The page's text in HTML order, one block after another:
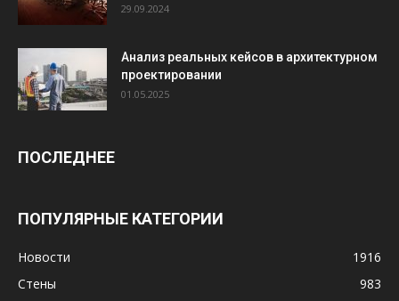
29.09.2024
Анализ реальных кейсов в архитектурном
проектировании
01.05.2025
ПОСЛЕДНЕЕ
ПОПУЛЯРНЫЕ КАТЕГОРИИ
Новости
1916
Стены
983